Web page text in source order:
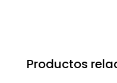
Productos